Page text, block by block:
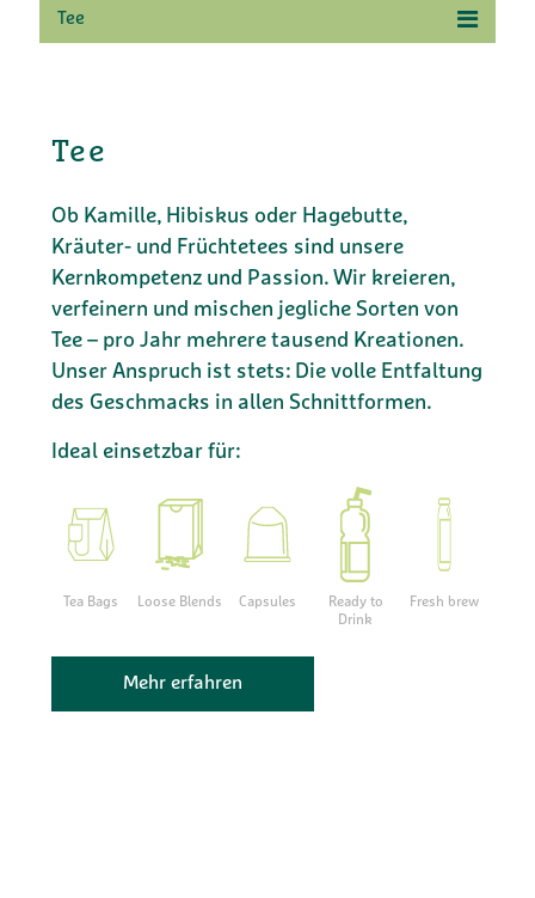
Tee
Tee
Ob Kamille, Hibiskus oder Hagebutte,
Kräuter- und Früchtetees sind unsere
Kernkompetenz und Passion. Wir kreieren,
verfeinern und mischen jegliche Sorten von
Tee – pro Jahr mehrere tausend Kreationen.
Unser Anspruch ist stets: Die volle Entfaltung
des Geschmacks in allen Schnittformen.
Ideal einsetzbar für:
Tea Bags Loose Blends Capsules
Ready to
Drink
Fresh brew
Mehr erfahren